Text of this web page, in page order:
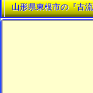
山形県東根市の『古